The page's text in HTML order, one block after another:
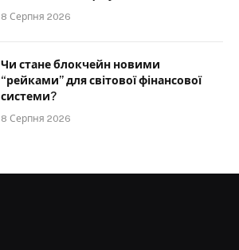
8 Серпня 2026
Чи стане блокчейн новими
“рейками” для світової фінансової
системи?
8 Серпня 2026